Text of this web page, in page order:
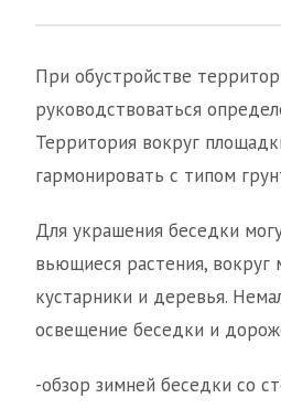
При обустройстве
руководствоваться
Территория вокруг
гармонировать с типом
Для украшения беседки
вьющиеся растения,
кустарники и деревья.
освещение беседки и
-обзор зимней беседки со